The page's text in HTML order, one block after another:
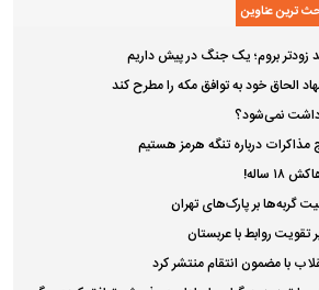
ترین عناوین
زودتر بروم؛ یک جنگ در پیش داریم
الحاق خود به توافق مکه را مطرح کند
نمی‌شود؟
مذاکرات درباره تنگه هرمز هستیم
ساله!
گربه‌ها بر پارک‌های تهران
تقویت روابط با عربستان
با مضمون انتقام منتشر کرد